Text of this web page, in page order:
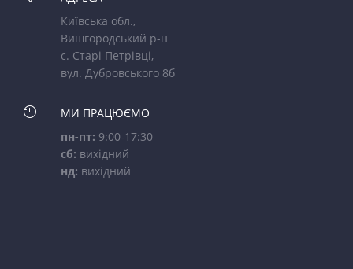
Київська обл.,
Вишгородський р-н
с. Старі Петрівці,
вул. Дубровського 8б

МИ ПРАЦЮЄМО
пн-пт: 9:00-17:30
сб: вихідний
нд: вихідний